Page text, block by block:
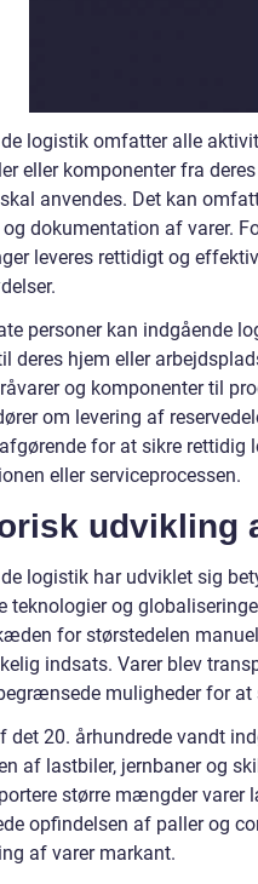
logistik omfatter alle
eller komponenter fra
anvendes. Det kan
dokumentation af varer.
leveres rettidigt og
personer kan indgående
deres hjem eller
og komponenter til
om levering af
for at sikre rettidig
eller serviceprocessen.
udvikling
logistik har udviklet sig
teknologier og
for størstedelen
indsats. Varer blev
muligheder for
det 20. århundrede vandt
af lastbiler, jernbaner og
større mængder varer
opfindelsen af paller og
af varer markant.